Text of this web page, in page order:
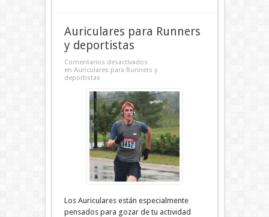
Auriculares para Runners
y deportistas
Comentarios desactivados
en Auriculares para Runners y
deportistas
Los Auriculares están especialmente
pensados para gozar de tu actividad